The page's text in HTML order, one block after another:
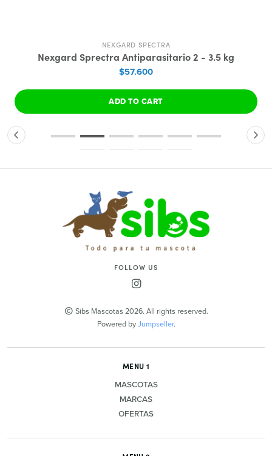
NEXGARD SPECTRA
Nexgard Sprectra Antiparasitario 2 - 3.5 kg
$57.600
ADD TO CART
FOLLOW US
Sibs Mascotas 2026. All rights reserved.
Powered byJumpseller.
MENU 1
MASCOTAS
MARCAS
OFERTAS